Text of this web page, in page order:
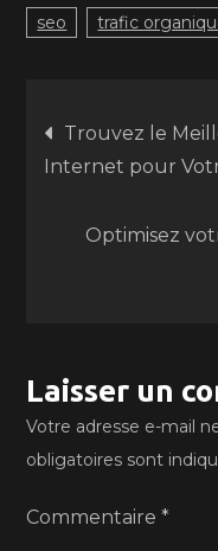
seo trafic
de
l’article
Trouvez le
Internet pour
Optimisez
Laisser un
Votre adresse e-mail
obligatoires sont
Commentaire*